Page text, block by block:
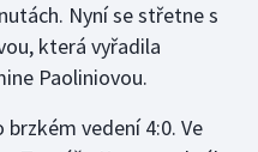
Nyní se střetne s
která vyřadila
Paoliniovou.
vedení 4:0. Ve